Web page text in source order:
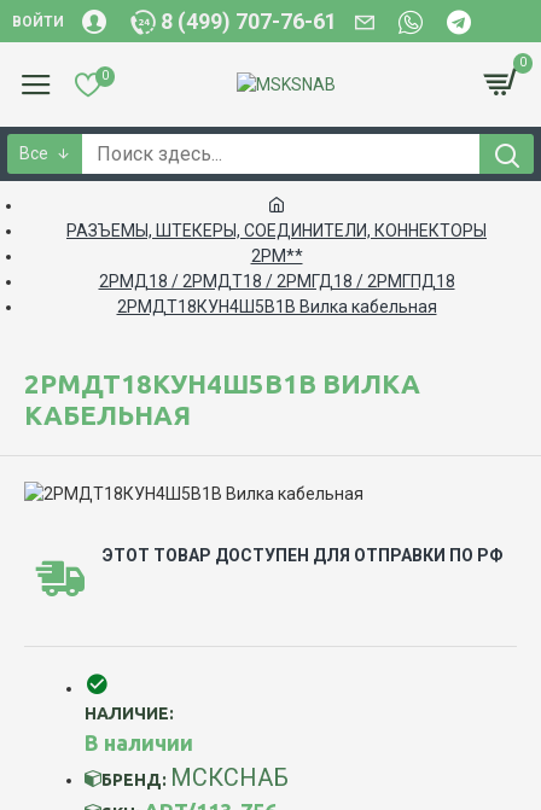
ВОЙТИ 8 (499) 707-76-61
0
0
Все
РАЗЪЕМЫ, ШТЕКЕРЫ, СОЕДИНИТЕЛИ, КОННЕКТОРЫ
2РМ**
2РМД18 / 2РМДТ18 / 2РМГД18 / 2РМГПД18
2РМДТ18КУН4Ш5В1В Вилка кабельная
2РМДТ18КУН4Ш5В1В ВИЛКА
КАБЕЛЬНАЯ
ЭТОТ ТОВАР ДОСТУПЕН ДЛЯ ОТПРАВКИ ПО РФ
НАЛИЧИЕ:
В наличии
БРЕНД: МСКСНАБ